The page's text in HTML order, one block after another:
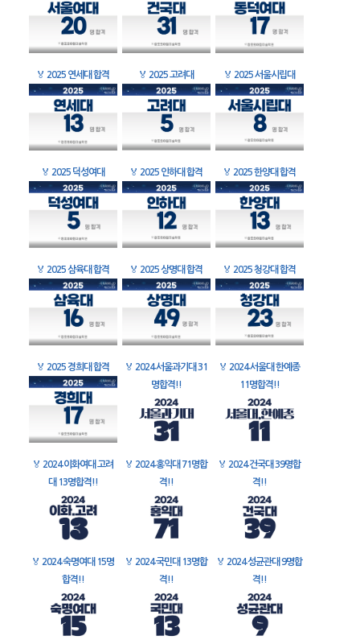
🏅 2025 연세대 합격 🏅 2025 고려대 🏅 2025 서울시립대
🏅 2025 덕성여대 🏅 2025 인하대 합격 🏅 2025 한양대 합격
🏅 2025 삼육대 합격 🏅 2025 상명대 합격 🏅 2025 청강대 합격
🏅 2025 경희대 합격 🏅 2024 서울과기대 31
명합격!!
🏅 2024 서울대 한예종
11명합격!!
🏅 2024 이화여대 고려
대 13명합격!!
🏅 2024 홍익대 71명합
격!!
🏅 2024 건국대 39명합
격!!
🏅 2024 숙명여대 15명
합격!!
🏅 2024 국민대 13명합
격!!
🏅 2024 성균관대 9명합
격!!